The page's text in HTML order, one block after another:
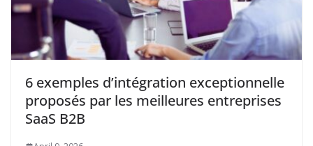
6 exemples d’intégration exceptionnelle
proposés par les meilleures entreprises
SaaS B2B